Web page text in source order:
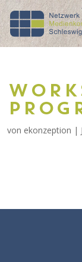
von ekonzeption |